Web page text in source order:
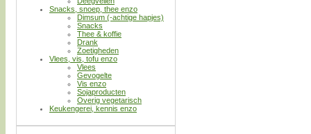
Snacks, snoep, thee enzo
Dimsum (-achtige hapjes)
Snacks
Thee & koffie
Drank
Zoetigheden
Vlees, vis, tofu enzo
Vlees
Gevogelte
Vis enzo
Sojaproducten
Overig vegetarisch
Keukengerei, kennis enzo